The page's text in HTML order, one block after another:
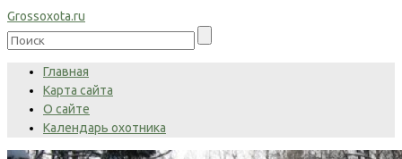
Grossoxota.ru
Главная
Карта сайта
О сайте
Календарь охотника